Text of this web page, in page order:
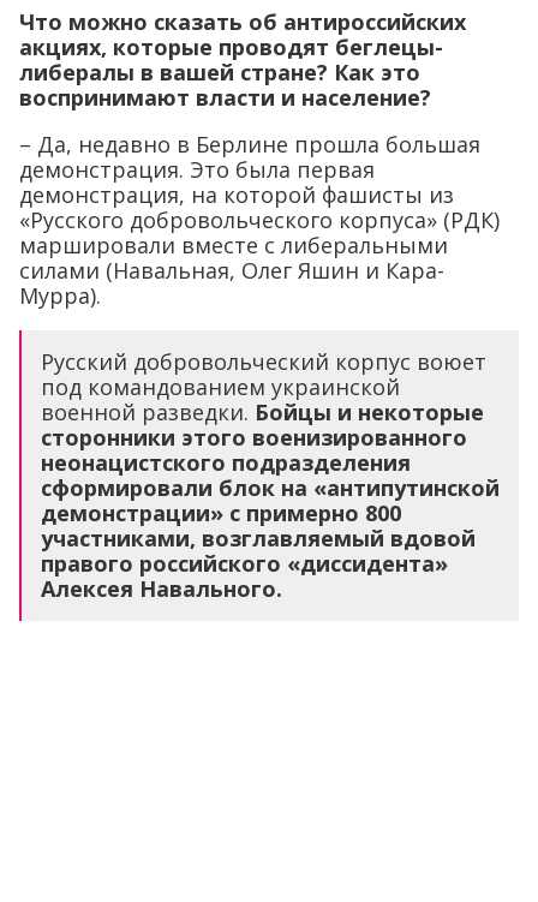
– Да, недавно в Берлине прошла большая
демонстрация. Это была первая
демонстрация, на которой фашисты из
«Русского добровольческого корпуса» (РДК)
маршировали вместе с либеральными
силами (Навальная, Олег Яшин и Кара-
Мурpа).
Русский добровольческий корпус воюет
под командованием украинской
военной разведки.
неонацистского подразделения
сформировали блок на «антипутинской
демонстрации» с примерно 800
участниками, возглавляемый вдовой
правого российского «диссидента»
Алексея Навального.